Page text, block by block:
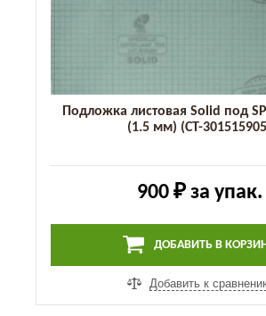
Подложка листовая Solid под
(1.5 мм) (СТ-
900 ₽за упак.
ДОБАВИТЬ В
Добавить к